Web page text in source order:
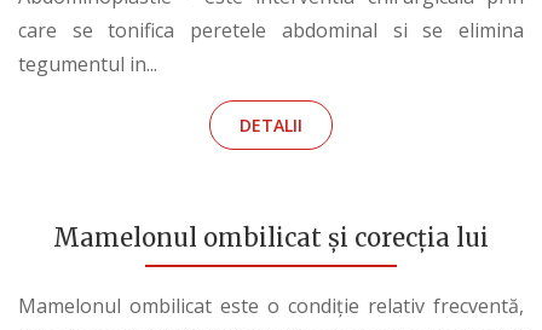
care se tonifica peretele abdominal si se elimina
tegumentul in...
DETALII
Mamelonul ombilicat și corecția lui
Mamelonul ombilicat este o condiție relativ frecventă,